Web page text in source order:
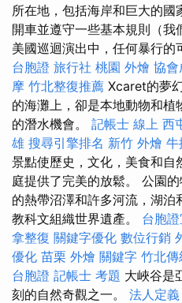
所在地，包括海岸和巨大的
開車並遵守一些基本規則（
美國巡迴演出中，任何暴行的
台胞證 旅行社 桃園 外燴 協會
摩 竹北整復推薦 Xcaret的夢
的海灘上，卻是本地動物和
的潛水機會。 記帳士 線上 西
雄 搜尋引擎排名 新竹 外燴 牛
景點使歷史，文化，美食和自
庭提供了完美的放鬆。 公園
的熱帶沼澤和許多河流，湖
教科文組織世界遺產。 台胞
拿整復 關鍵字優化 數位行銷
優化 苗栗 外燴 關鍵字 竹北
台胞證 記帳士 考題 大峽谷是
刻的自然奇觀之一。 法人定義